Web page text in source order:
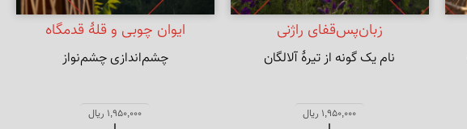
زبان‌پس‌قفای راژنی
نام یک گونه از تیرهٔ آلالگان
1,950,000 ریال
ایوان چوبی و قلهٔ قدمگاه
چشم‌اندازی چشم‌نواز
1,950,000 ریال